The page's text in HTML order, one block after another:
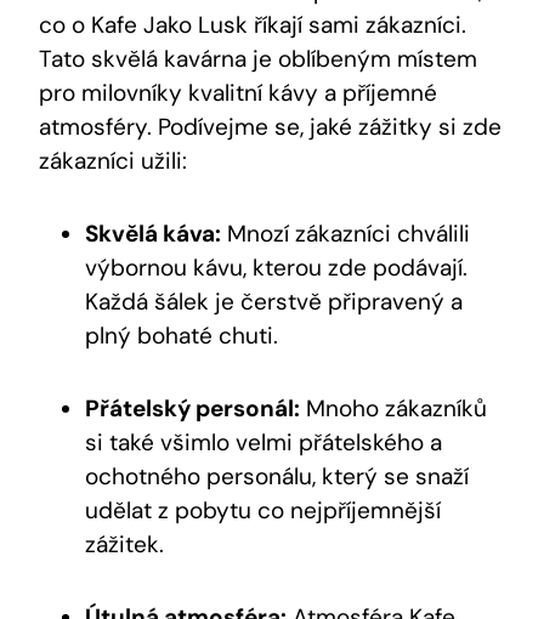
co ​o Kafe Jako Lusk říkají sami zákazníci.
Tato skvělá⁣ kavárna ‍je oblíbeným místem
pro milovníky kvalitní kávy a⁤ příjemné
atmosféry. Podívejme se, ‍jaké zážitky si zde
zákazníci užili:
Skvělá káva: Mnozí⁤ zákazníci chválili
výbornou ⁣kávu, kterou zde podávají.‌
Každá šálek je čerstvě připravený a
plný‍ bohaté chuti.
Přátelský personál: Mnoho⁤ zákazníků
si také všimlo velmi ⁢přátelského a
ochotného personálu, který se snaží
udělat z pobytu co nejpříjemnější
zážitek.